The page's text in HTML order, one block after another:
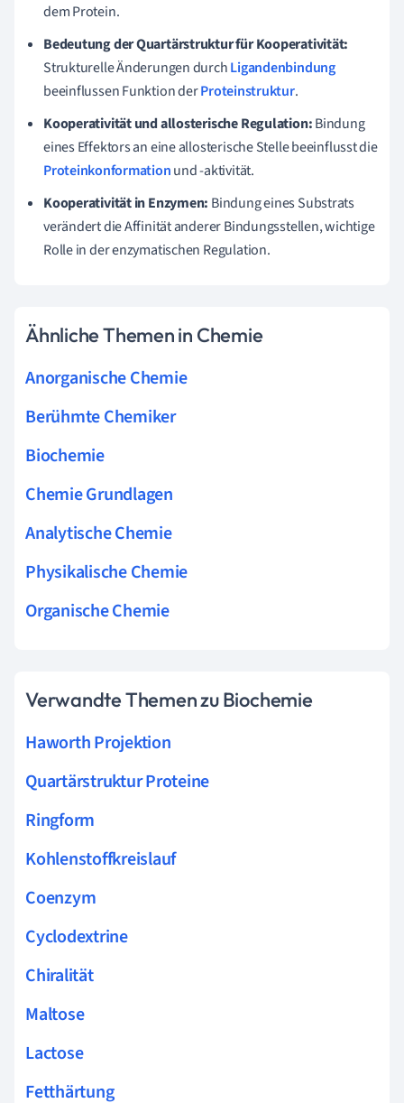
dem Protein.
Bedeutung der Quartärstruktur für Kooperativität:
Strukturelle Änderungen durchLigandenbindung
beeinflussen Funktion derProteinstruktur.
Kooperativität und allosterische Regulation:Bindung
eines Effektors an eine allosterische Stelle beeinflusst die
Proteinkonformationund -aktivität.
Kooperativität in Enzymen: Bindung eines Substrats
verändert die Affinität anderer Bindungsstellen, wichtige
Rolle in der enzymatischen Regulation.
Ähnliche Themen in Chemie
Anorganische Chemie
Berühmte Chemiker
Biochemie
Chemie Grundlagen
Analytische Chemie
Physikalische Chemie
Organische Chemie
Verwandte Themen zu Biochemie
Haworth Projektion
Quartärstruktur Proteine
Ringform
Kohlenstoffkreislauf
Coenzym
Cyclodextrine
Chiralität
Maltose
Lactose
Fetthärtung